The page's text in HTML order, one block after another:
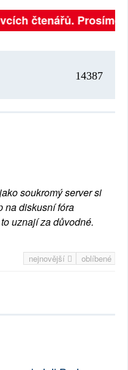
čtenářů. Prosíme,
14387
soukromý server si
na diskusní fóra
uznají za důvodné.
nejnovější oblíbené